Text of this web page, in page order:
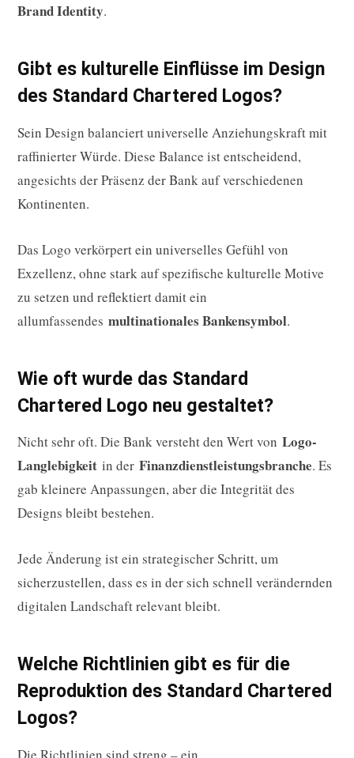
Brand Identity.
Gibt es kulturelle Einflüsse im Design
des Standard Chartered Logos?
Sein Design balanciert universelle Anziehungskraft mit
raffinierter Würde. Diese Balance ist entscheidend,
angesichts der Präsenz der Bank auf verschiedenen
Kontinenten.
Das Logo verkörpert ein universelles Gefühl von
Exzellenz, ohne stark auf spezifische kulturelle Motive
zu setzen und reflektiert damit ein
allumfassendes multinationales Bankensymbol.
Wie oft wurde das Standard
Chartered Logo neu gestaltet?
Nicht sehr oft. Die Bank versteht den Wert von Logo-
Langlebigkeit in der Finanzdienstleistungsbranche. Es
gab kleinere Anpassungen, aber die Integrität des
Designs bleibt bestehen.
Jede Änderung ist ein strategischer Schritt, um
sicherzustellen, dass es in der sich schnell verändernden
digitalen Landschaft relevant bleibt.
Welche Richtlinien gibt es für die
Reproduktion des Standard Chartered
Logos?
Die Richtlinien sind streng – ein